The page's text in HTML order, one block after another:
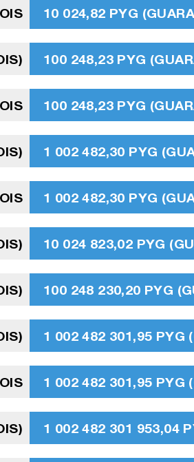
10 024,82 PYG
100 248,23 PYG
100 248,23 PYG
1 002 482,30 PYG
1 002 482,30 PYG
10 024 823,02 PYG
100 248 230,20 PYG
1 002 482 301,95 PYG
1 002 482 301,95 PYG
1 002 482 301 953,04